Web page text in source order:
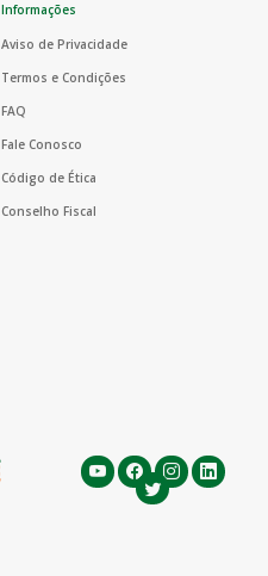
Informações
Aviso de Privacidade
Termos e Condições
FAQ
Fale Conosco
Código de Ética
Conselho Fiscal